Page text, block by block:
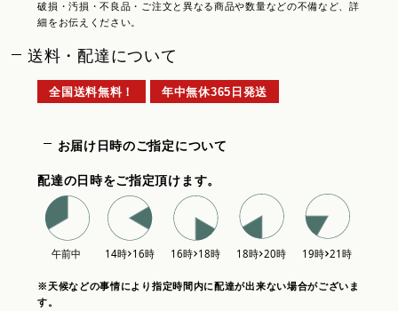
破損・汚損・不良品・ご注文と異なる商品や数量などの不備など、詳
細をお伝えください。
送料・配達について
全国送料無料！ 年中無休365日発送
お届け日時のご指定について
配達の日時をご指定頂けます。
※天候などの事情により指定時間内に配達が出来ない場合がございま
す。